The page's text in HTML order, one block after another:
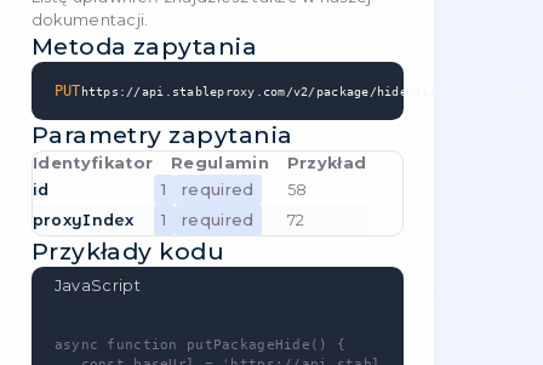
GET https://api.stableproxy.com/v2/package/proxy/
Parametry zapytania
Identyfikator Regulamin
Przykład
id
1 required
56
proxyIndex
1 required
Przykłady kodu
JavaScript
async function getPackageProxy() {